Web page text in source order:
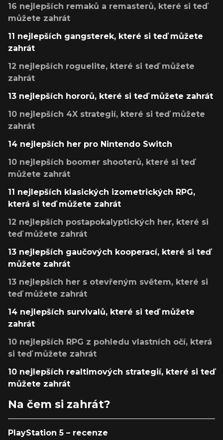
16 nejlepších remaků a remasterů, které si teď
můžete zahrát
11 nejlepších gangsterek, které si teď můžete
zahrát
12 nejlepších roguelite, které si teď můžete
zahrát
13 nejlepších hororů, které si teď můžete zahrát
10 nejlepších 4X strategií, které si teď můžete
zahrát
14 nejlepších her pro Nintendo Switch
10 nejlepších boomer shooterů, které si teď
můžete zahrát
11 nejlepších klasických izometrických RPG,
která si teď můžete zahrát
12 nejlepších postapokalyptických her, které si
teď můžete zahrát
13 nejlepších gaučových kooperací, které si teď
můžete zahrát
13 nejlepších her s otevřeným světem, které si
teď můžete zahrát
14 nejlepších survivalů, které si teď můžete
zahrát
10 nejlepších RPG z pohledu vlastních očí, která
si teď můžete zahrát
10 nejlepších realtimových strategií, které si teď
můžete zahrát
Na čem si zahrát?
PlayStation 5 – recenze